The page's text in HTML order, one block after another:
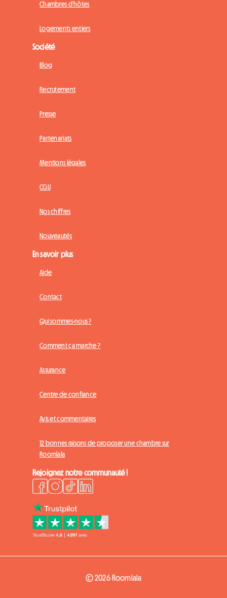
Chambres d'hôtes
Logements entiers
Société
Blog
Recrutement
Presse
Partenariats
Mentions légales
CGU
Nos chiffres
Nouveautés
En savoir plus
Aide
Contact
Qui sommes-nous ?
Comment ça marche ?
Assurance
Centre de confiance
Avis et commentaires
12 bonnes raisons de proposer une chambre sur
Roomlala
Rejoignez notre communauté !
© 2026 Roomlala